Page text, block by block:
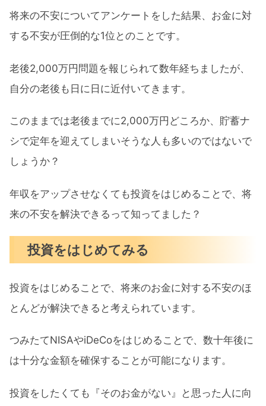
将来の不安についてアンケートをした結果、お金に対
する不安が圧倒的な1位とのことです。
老後2,000万円問題を報じられて数年経ちましたが、
自分の老後も日に日に近付いてきます。
このままでは老後までに2,000万円どころか、貯蓄ナ
シで定年を迎えてしまいそうな人も多いのではないで
しょうか？
年収をアップさせなくても投資をはじめることで、将
来の不安を解決できるって知ってました？
投資をはじめてみる
投資をはじめることで、将来のお金に対する不安のほ
とんどが解決できると考えられています。
つみたてNISAやiDeCoをはじめることで、数十年後に
は十分な金額を確保することが可能になります。
投資をしたくても『そのお金がない』と思った人に向